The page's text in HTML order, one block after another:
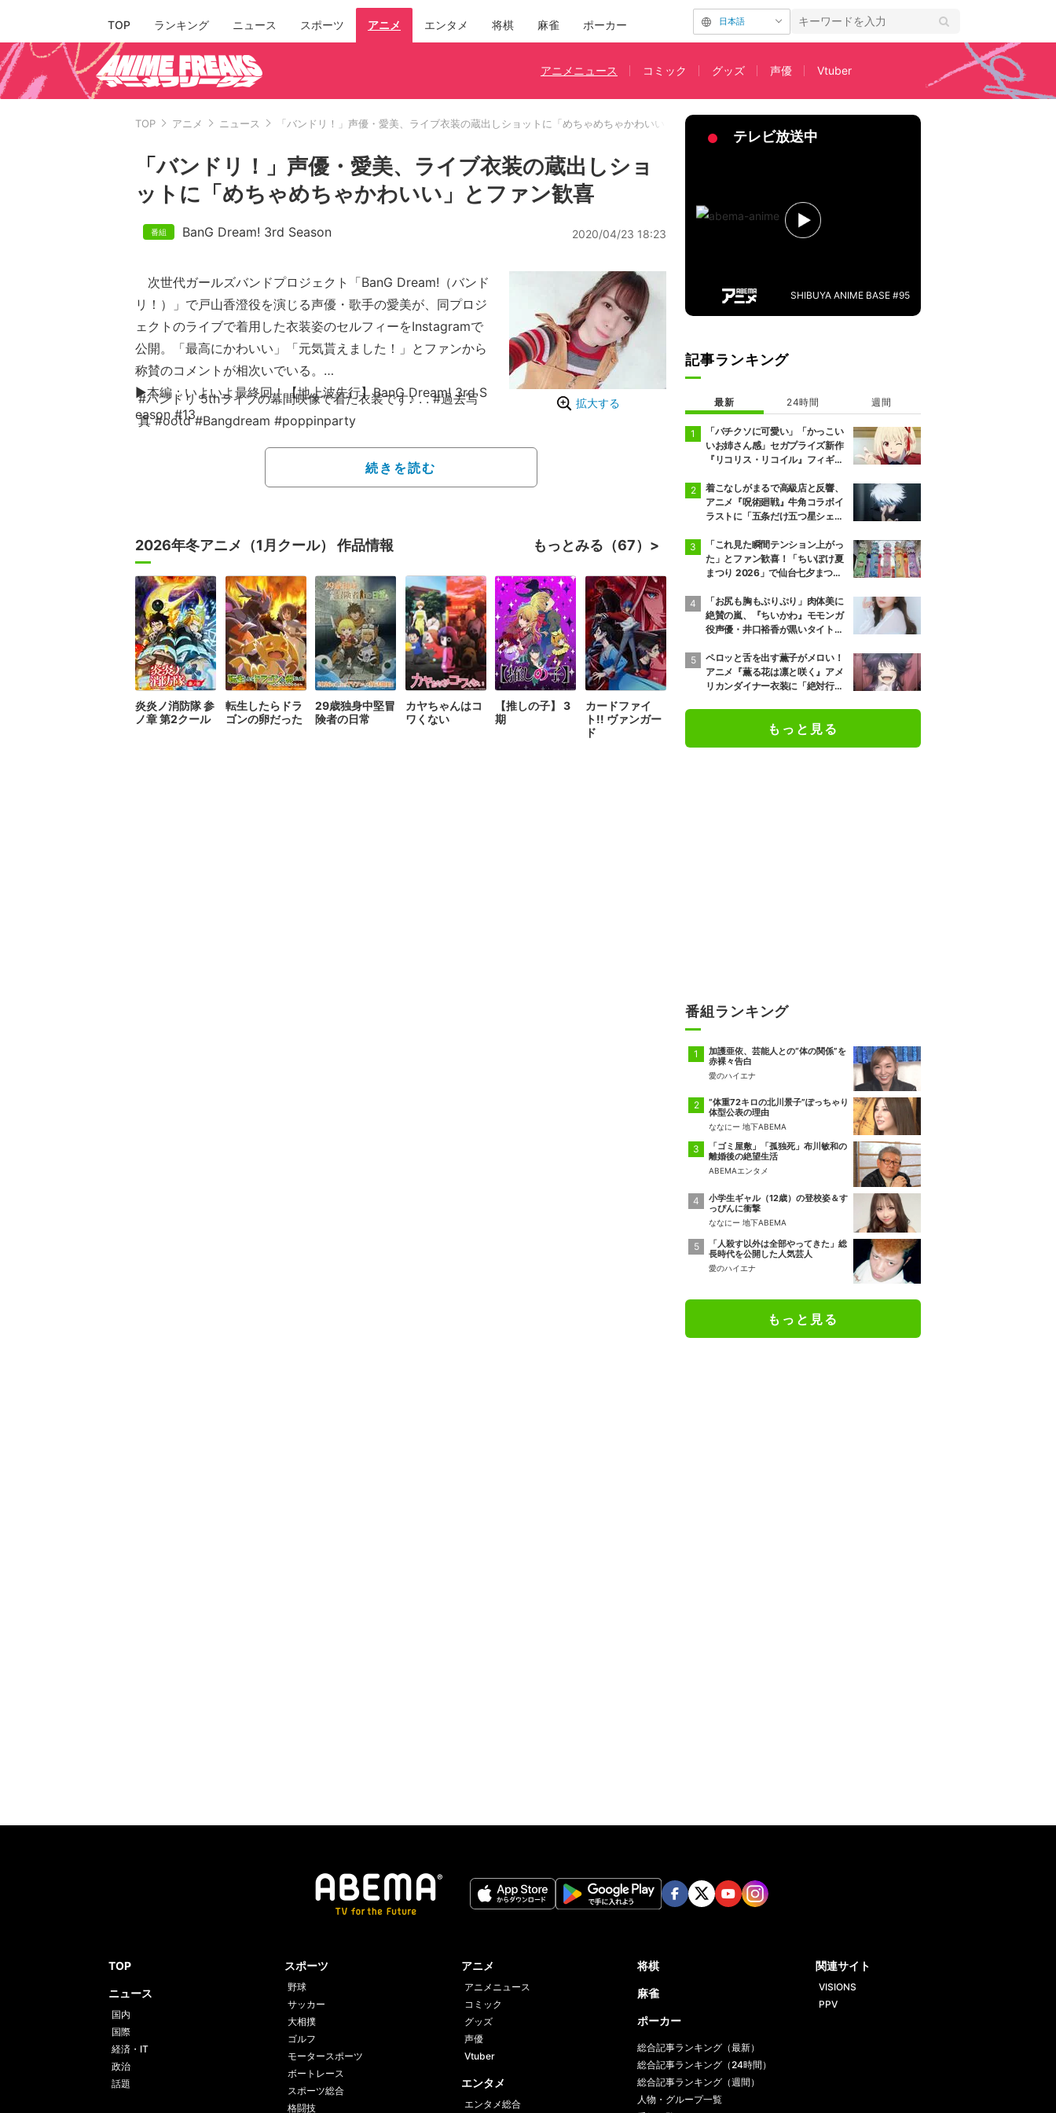
TOP ランキング ニュース スポーツ アニメ エンタメ 将棋 麻雀 ポーカー 日本語
アニメニュース コミック グッズ 声優 Vtuber
TOP アニメ ニュース 「バンドリ！」声優・愛美、ライブ衣装の蔵出しショットに「めちゃめちゃかわいい」とファン歓喜
「バンドリ！」声優・愛美、ライブ衣装の蔵出しショ
ットに「めちゃめちゃかわいい」とファン歓喜
BanG Dream! 3rd Season 2020/04/23 18:23
拡大する
次世代ガールズバンドプロジェクト「BanG Dream!（バンド
リ！）」で戸山香澄役を演じる声優・歌手の愛美が、同プロジ
ェクトのライブで着用した衣装姿のセルフィーをInstagramで
公開。「最高にかわいい」「元気貰えました！」とファンから
称賛のコメントが相次いでいる。
▶本編：いよいよ最終回！【地上波先行】BanG Dream! 3rd S
eason #13
#バンドリ 5thライブの幕間映像で着た衣装です♪ . . #過去写
真 #ootd #Bangdream #poppinparty
続きを読む
2026年冬アニメ（1月クール） 作品情報 もっとみる（67）
炎炎ノ消防隊 参
ノ章 第2クール
転生したらドラ
ゴンの卵だった
29歳独身中堅冒
険者の日常
カヤちゃんはコ
ワくない
【推しの子】 3
期
カードファイ
ト!! ヴァンガー
ド
テレビ放送中
SHIBUYA ANIME BASE #95
記事ランキング
最新 24時間 週間
「バチクソに可愛い」「かっこい
いお姉さん感」セガプライズ新作
『リコリス・リコイル』フィギュ
着こなしがまるで高級店と反響、
アニメ『呪術廻戦』牛角コラボイ
ラストに「五条だけ五つ星シェ
「これ見た瞬間テンション上がっ
た」とファン歓喜！「ちいぽけ夏
まつり 2026」で仙台七夕まつり
「お尻も胸もぷりぷり」肉体美に
絶賛の嵐、『ちいかわ』モモンガ
役声優・井口裕香が黒いタイトウ
ペロッと舌を出す薫子がメロい！
アニメ『薫る花は凛と咲く』アメ
リカンダイナー衣装に「絶対行き
もっと見る
番組ランキング
加護亜依、芸能人との“体の関係”を
赤裸々告白
愛のハイエナ
“体重72キロの北川景子”ぽっちゃり
体型公表の理由
ななにー 地下ABEMA
「ゴミ屋敷」「孤独死」布川敏和の
離婚後の絶望生活
ABEMAエンタメ
小学生ギャル（12歳）の登校姿＆す
っぴんに衝撃
ななにー 地下ABEMA
「人殺す以外は全部やってきた」総
長時代を公開した人気芸人
愛のハイエナ
もっと見る
TOP
ニュース
国内
国際
経済・IT
政治
話題
スポーツ
野球
サッカー
大相撲
ゴルフ
モータースポーツ
ボートレース
スポーツ総合
格闘技
アニメ
アニメニュース
コミック
グッズ
声優
Vtuber
エンタメ
エンタメ総合
将棋
麻雀
ポーカー
総合記事ランキング（最新）
総合記事ランキング（24時間）
総合記事ランキング（週間）
人物・グループ一覧
関連サイト
VISIONS
PPV